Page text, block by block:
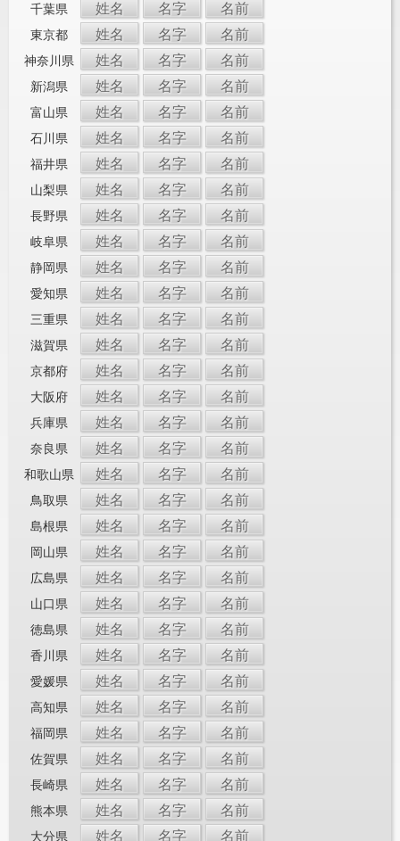
千葉県 姓名 名字 名前
東京都 姓名 名字 名前
神奈川県 姓名 名字 名前
新潟県 姓名 名字 名前
富山県 姓名 名字 名前
石川県 姓名 名字 名前
福井県 姓名 名字 名前
山梨県 姓名 名字 名前
長野県 姓名 名字 名前
岐阜県 姓名 名字 名前
静岡県 姓名 名字 名前
愛知県 姓名 名字 名前
三重県 姓名 名字 名前
滋賀県 姓名 名字 名前
京都府 姓名 名字 名前
大阪府 姓名 名字 名前
兵庫県 姓名 名字 名前
奈良県 姓名 名字 名前
和歌山県 姓名 名字 名前
鳥取県 姓名 名字 名前
島根県 姓名 名字 名前
岡山県 姓名 名字 名前
広島県 姓名 名字 名前
山口県 姓名 名字 名前
徳島県 姓名 名字 名前
香川県 姓名 名字 名前
愛媛県 姓名 名字 名前
高知県 姓名 名字 名前
福岡県 姓名 名字 名前
佐賀県 姓名 名字 名前
長崎県 姓名 名字 名前
熊本県 姓名 名字 名前
大分県 姓名 名字 名前